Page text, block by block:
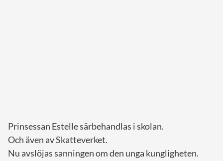
Prinsessan Estelle särbehandlas i skolan.
Och även av Skatteverket.
Nu avslöjas sanningen om den unga kungligheten.